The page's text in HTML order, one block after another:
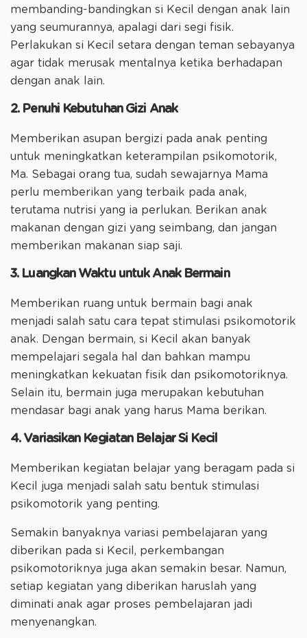
membanding-bandingkan si Kecil dengan anak lain
yang seumurannya, apalagi dari segi fisik.
Perlakukan si Kecil setara dengan teman sebayanya
agar tidak merusak mentalnya ketika berhadapan
dengan anak lain.
2. Penuhi Kebutuhan Gizi Anak
Memberikan asupan bergizi pada anak penting
untuk meningkatkan keterampilan psikomotorik,
Ma. Sebagai orang tua, sudah sewajarnya Mama
perlu memberikan yang terbaik pada anak,
terutama nutrisi yang ia perlukan. Berikan anak
makanan dengan gizi yang seimbang, dan jangan
memberikan makanan siap saji.
3. Luangkan Waktu untuk Anak Bermain
Memberikan ruang untuk bermain bagi anak
menjadi salah satu cara tepat stimulasi psikomotorik
anak. Dengan bermain, si Kecil akan banyak
mempelajari segala hal dan bahkan mampu
meningkatkan kekuatan fisik dan psikomotoriknya.
Selain itu, bermain juga merupakan kebutuhan
mendasar bagi anak yang harus Mama berikan.
4. Variasikan Kegiatan Belajar Si Kecil
Memberikan kegiatan belajar yang beragam pada si
Kecil juga menjadi salah satu bentuk stimulasi
psikomotorik yang penting.
Semakin banyaknya variasi pembelajaran yang
diberikan pada si Kecil, perkembangan
psikomotoriknya juga akan semakin besar. Namun,
setiap kegiatan yang diberikan haruslah yang
diminati anak agar proses pembelajaran jadi
menyenangkan.